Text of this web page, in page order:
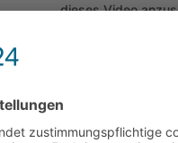
dieses Video
byUsercentrics